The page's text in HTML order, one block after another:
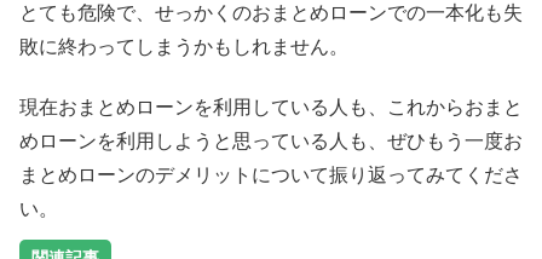
とても危険で、せっかくのおまとめローンでの一本化も失
敗に終わってしまうかもしれません。
現在おまとめローンを利用している人も、これからおまと
めローンを利用しようと思っている人も、ぜひもう一度お
まとめローンのデメリットについて振り返ってみてくださ
い。